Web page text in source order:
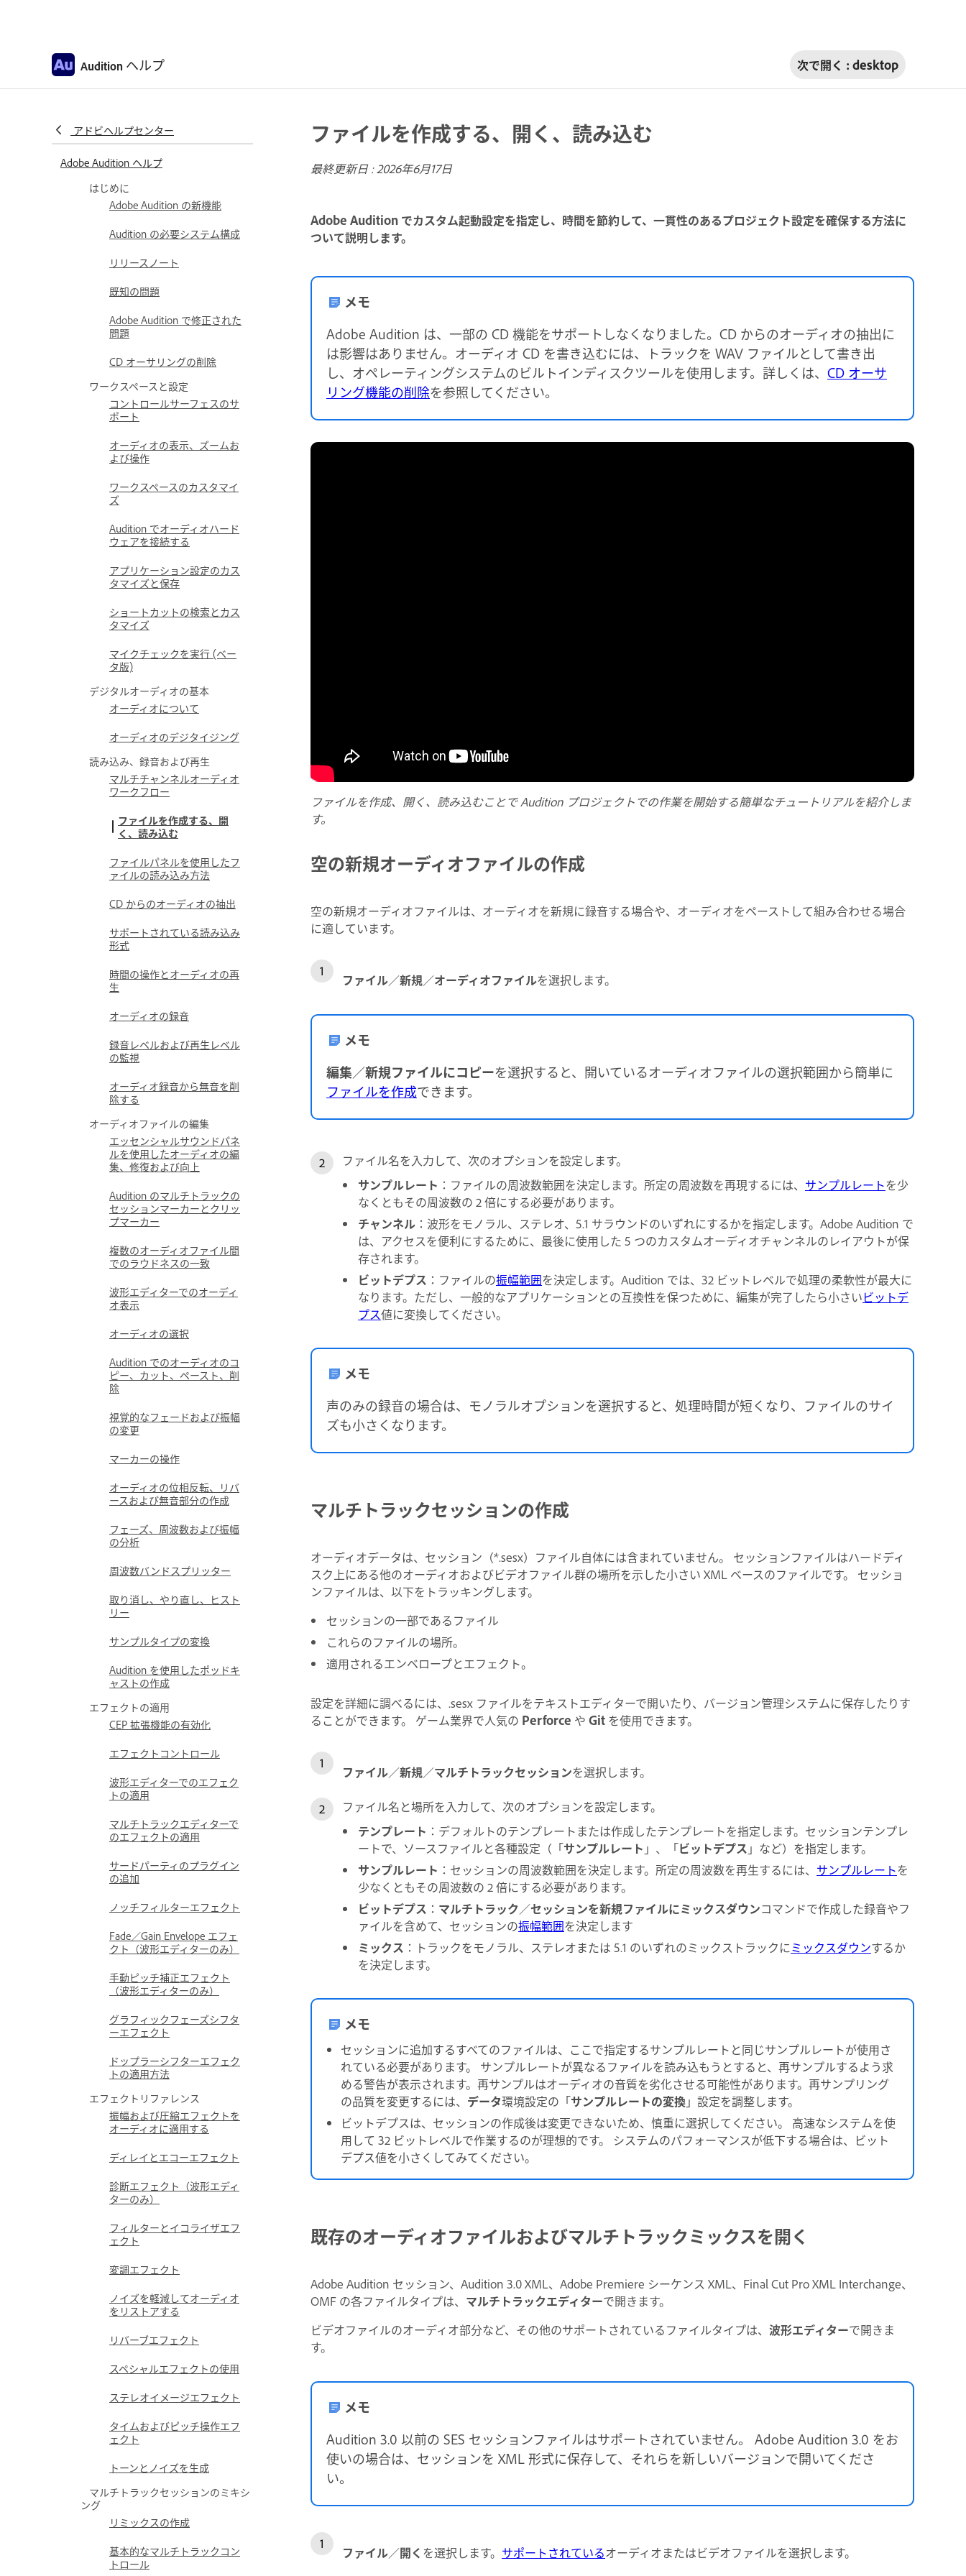
Audition ヘルプ 次で開く : desktop
アドビヘルプセンター
Adobe Audition ヘルプ
はじめに
Adobe Audition の新機能
Audition の必要システム構成
リリースノート
既知の問題
Adobe Audition で修正された
問題
CD オーサリングの削除
ワークスペースと設定
コントロールサーフェスのサ
ポート
オーディオの表示、ズームお
よび操作
ワークスペースのカスタマイ
ズ
Audition でオーディオハード
ウェアを接続する
アプリケーション設定のカス
タマイズと保存
ショートカットの検索とカス
タマイズ
マイクチェックを実行 (ベー
タ版)
デジタルオーディオの基本
オーディオについて
オーディオのデジタイジング
読み込み、録音および再生
マルチチャンネルオーディオ
ワークフロー
ファイルを作成する、開
く、読み込む
ファイルパネルを使用したフ
ァイルの読み込み方法
CD からのオーディオの抽出
サポートされている読み込み
形式
時間の操作とオーディオの再
生
オーディオの録音
録音レベルおよび再生レベル
の監視
オーディオ録音から無音を削
除する
オーディオファイルの編集
エッセンシャルサウンドパネ
ルを使用したオーディオの編
集、修復および向上
Audition のマルチトラックの
セッションマーカーとクリッ
プマーカー
複数のオーディオファイル間
でのラウドネスの一致
波形エディターでのオーディ
オ表示
オーディオの選択
Audition でのオーディオのコ
ピー、カット、ペースト、削
除
視覚的なフェードおよび振幅
の変更
マーカーの操作
オーディオの位相反転、リバ
ースおよび無音部分の作成
フェーズ、周波数および振幅
の分析
周波数バンドスプリッター
取り消し、やり直し、ヒスト
リー
サンプルタイプの変換
Audition を使用したポッドキ
ャストの作成
エフェクトの適用
CEP 拡張機能の有効化
エフェクトコントロール
波形エディターでのエフェク
トの適用
マルチトラックエディターで
のエフェクトの適用
サードパーティのプラグイン
の追加
ノッチフィルターエフェクト
Fade／Gain Envelope エフェ
クト（波形エディターのみ）
手動ピッチ補正エフェクト
（波形エディターのみ）
グラフィックフェーズシフタ
ーエフェクト
ドップラーシフターエフェク
トの適用方法
エフェクトリファレンス
振幅および圧縮エフェクトを
オーディオに適用する
ディレイとエコーエフェクト
診断エフェクト（波形エディ
ターのみ）
フィルターとイコライザエフ
ェクト
変調エフェクト
ノイズを軽減してオーディオ
をリストアする
リバーブエフェクト
スペシャルエフェクトの使用
ステレオイメージエフェクト
タイムおよびピッチ操作エフ
ェクト
トーンとノイズを生成
マルチトラックセッションのミキシ
ング
リミックスの作成
基本的なマルチトラックコン
トロール
ファイルを作成する、開く、読み込む
最終更新日 :2026年6月17日
Adobe Audition でカスタム起動設定を指定し、時間を節約して、一貫性のあるプロジェクト設定を確保する方法に
ついて説明します。
メモ
Adobe Audition は、一部の CD 機能をサポートしなくなりました。CD からのオーディオの抽出に
は影響はありません。オーディオ CD を書き込むには、トラックを WAV ファイルとして書き出
し、オペレーティングシステムのビルトインディスクツールを使用します。詳しくは、 CD オーサ
リング機能の削除を参照してください。
ファイルを作成、開く、読み込むことで Audition プロジェクトでの作業を開始する簡単なチュートリアルを紹介しま
す。
空の新規オーディオファイルの作成
空の新規オーディオファイルは、オーディオを新規に録音する場合や、オーディオをペーストして組み合わせる場合
に適しています。
ファイル／新規／オーディオファイルを選択します。
メモ
編集／新規ファイルにコピーを選択すると、開いているオーディオファイルの選択範囲から簡単に
ファイルを作成できます。
ファイル名を入力して、次のオプションを設定します。
サンプルレート ：ファイルの周波数範囲を決定します。所定の周波数を再現するには、 サンプルレートを少
なくともその周波数の 2 倍にする必要があります。
チャンネル ：波形をモノラル、ステレオ、5.1 サラウンドのいずれにするかを指定します。Adobe Audition で
は、アクセスを便利にするために、最後に使用した 5 つのカスタムオーディオチャンネルのレイアウトが保
存されます。
ビットデプス ：ファイルの振幅範囲を決定します。Audition では、32 ビットレベルで処理の柔軟性が最大に
なります。ただし、一般的なアプリケーションとの互換性を保つために、編集が完了したら小さいビットデ
プス値に変換してください。
メモ
声のみの録音の場合は、モノラルオプションを選択すると、処理時間が短くなり、ファイルのサイ
ズも小さくなります。
マルチトラックセッションの作成
オーディオデータは、セッション（*.sesx）ファイル自体には含まれていません。 セッションファイルはハードディ
スク上にある他のオーディオおよびビデオファイル群の場所を示した小さい XML ベースのファイルです。 セッショ
ンファイルは、以下をトラッキングします。
セッションの一部であるファイル
これらのファイルの場所。
適用されるエンベロープとエフェクト。
設定を詳細に調べるには、.sesx ファイルをテキストエディターで開いたり、バージョン管理システムに保存したりす
ることができます。 ゲーム業界で人気の Perforce や Git を使用できます。
ファイル／新規／マルチトラックセッションを選択します。
ファイル名と場所を入力して、次のオプションを設定します。
テンプレート ：デフォルトのテンプレートまたは作成したテンプレートを指定します。セッションテンプレ
ートで、ソースファイルと各種設定（「サンプルレート 」、「ビットデプス 」など）を指定します。
サンプルレート ：セッションの周波数範囲を決定します。所定の周波数を再生するには、 サンプルレートを
少なくともその周波数の 2 倍にする必要があります。
ビットデプス ： マルチトラック／セッションを新規ファイルにミックスダウンコマンドで作成した録音やフ
ァイルを含めて、セッションの振幅範囲を決定します
ミックス ：トラックをモノラル、ステレオまたは 5.1 のいずれのミックストラックにミックスダウンするか
を決定します。
メモ
セッションに追加するすべてのファイルは、ここで指定するサンプルレートと同じサンプルレートが使用さ
れている必要があります。 サンプルレートが異なるファイルを読み込もうとすると、再サンプルするよう求
める警告が表示されます。再サンプルはオーディオの音質を劣化させる可能性があります。再サンプリング
の品質を変更するには、 データ環境設定の「サンプルレートの変換」設定を調整します。
ビットデプスは、セッションの作成後は変更できないため、慎重に選択してください。 高速なシステムを使
用して 32 ビットレベルで作業するのが理想的です。 システムのパフォーマンスが低下する場合は、ビット
デプス値を小さくしてみてください。
既存のオーディオファイルおよびマルチトラックミックスを開く
Adobe Audition セッション、Audition 3.0 XML、Adobe Premiere シーケンス XML、Final Cut Pro XML Interchange、
OMF の各ファイルタイプは、 マルチトラックエディターで開きます。
ビデオファイルのオーディオ部分など、その他のサポートされているファイルタイプは、 波形エディターで開きま
す。
メモ
Audition 3.0 以前の SES セッションファイルはサポートされていません。 Adobe Audition 3.0 をお
使いの場合は、セッションを XML 形式に保存して、それらを新しいバージョンで開いてくださ
い。
ファイル／開く を選択します。 サポートされているオーディオまたはビデオファイルを選択します。